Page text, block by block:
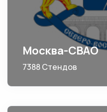
Москва-СВАО
7388 Стендов